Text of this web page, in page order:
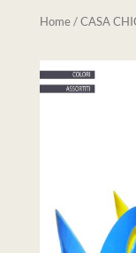
Home/CASA